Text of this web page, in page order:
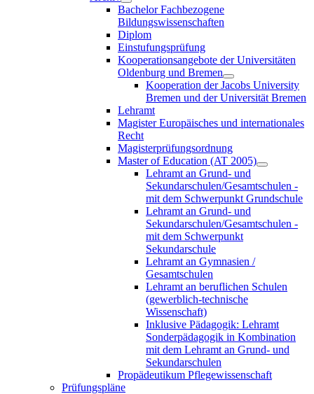
Bachelor Fachbezogene
Bildungswissenschaften
Diplom
Einstufungsprüfung
Kooperationsangebote der Universitäten
Oldenburg und Bremen
Kooperation der Jacobs University
Bremen und der Universität Bremen
Lehramt
Magister Europäisches und internationales
Recht
Magisterprüfungsordnung
Master of Education (AT 2005)
Lehramt an Grund- und
Sekundarschulen/Gesamtschulen -
mit dem Schwerpunkt Grundschule
Lehramt an Grund- und
Sekundarschulen/Gesamtschulen -
mit dem Schwerpunkt
Sekundarschule
Lehramt an Gymnasien /
Gesamtschulen
Lehramt an beruflichen Schulen
(gewerblich-technische
Wissenschaft)
Inklusive Pädagogik: Lehramt
Sonderpädagogik in Kombination
mit dem Lehramt an Grund- und
Sekundarschulen
Propädeutikum Pflegewissenschaft
Prüfungspläne